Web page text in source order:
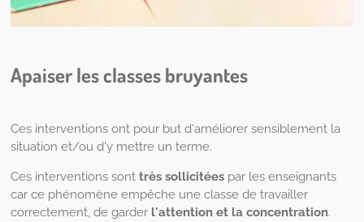
Apaiser les classes bruyantes
Ces interventions ont pour but d'améliorer sensiblement la
situation et/ou d'y mettre un terme.
Ces interventions sont très sollicitéespar les enseignants
car ce phénomène empêche une classe de travailler
correctement, de garder l'attention et la concentration.